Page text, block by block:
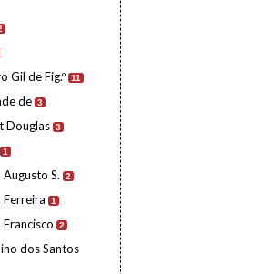
Gil de Fig.º 11
de 3
Douglas 3
1
S. 2
1
2
dos Santos